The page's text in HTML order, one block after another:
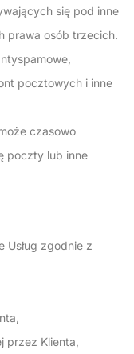
się pod inne
prawa osób trzecich.
pocztowych i inne
czasowo
poczty lub inne
Usług zgodnie z
przez Klienta,